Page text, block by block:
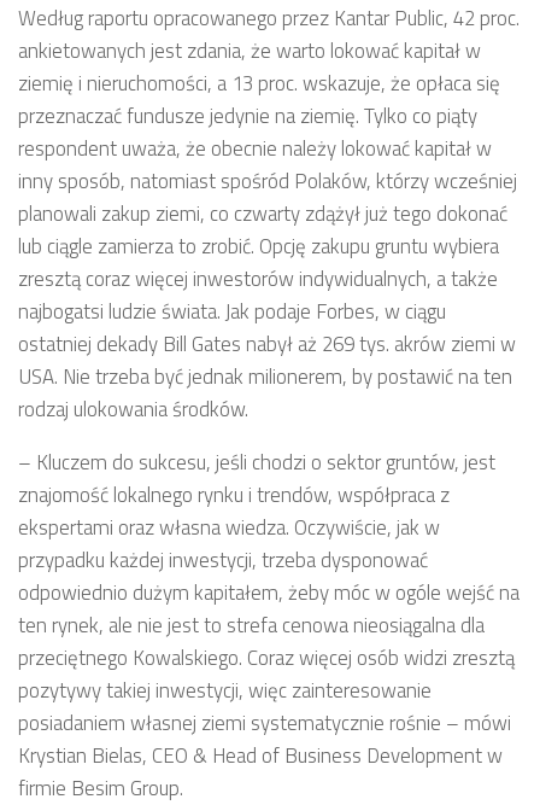
Według raportu opracowanego przez Kantar Public, 42 proc.
ankietowanych jest zdania, że warto lokować kapitał w
ziemię i nieruchomości, a 13 proc. wskazuje, że opłaca się
przeznaczać fundusze jedynie na ziemię. Tylko co piąty
respondent uważa, że obecnie należy lokować kapitał w
inny sposób, natomiast spośród Polaków, którzy wcześniej
planowali zakup ziemi, co czwarty zdążył już tego dokonać
lub ciągle zamierza to zrobić. Opcję zakupu gruntu wybiera
zresztą coraz więcej inwestorów indywidualnych, a także
najbogatsi ludzie świata. Jak podaje Forbes, w ciągu
ostatniej dekady Bill Gates nabył aż 269 tys. akrów ziemi w
USA. Nie trzeba być jednak milionerem, by postawić na ten
rodzaj ulokowania środków.
– Kluczem do sukcesu, jeśli chodzi o sektor gruntów, jest
znajomość lokalnego rynku i trendów, współpraca z
ekspertami oraz własna wiedza. Oczywiście, jak w
przypadku każdej inwestycji, trzeba dysponować
odpowiednio dużym kapitałem, żeby móc w ogóle wejść na
ten rynek, ale nie jest to strefa cenowa nieosiągalna dla
przeciętnego Kowalskiego. Coraz więcej osób widzi zresztą
pozytywy takiej inwestycji, więc zainteresowanie
posiadaniem własnej ziemi systematycznie rośnie – mówi
Krystian Bielas, CEO & Head of Business Development w
firmie Besim Group.